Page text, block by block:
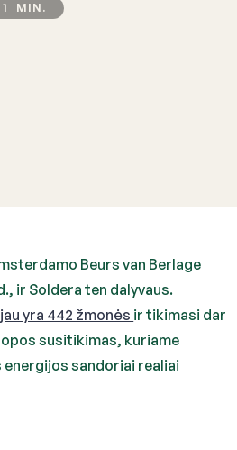
1 MIN.
Beurs van Berlage
ir Soldera ten dalyvaus.
yra 442 žmonės ir tikimasi dar
susitikimas, kuriame
sandoriai realiai